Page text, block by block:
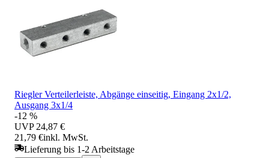
Riegler Verteilerleiste, Abgänge einseitig, Eingang 2x1/2,
Ausgang 3x1/4
-12 %
UVP 24,87 €
21,79 €inkl. MwSt.
Lieferung bis 1-2 Arbeitstage